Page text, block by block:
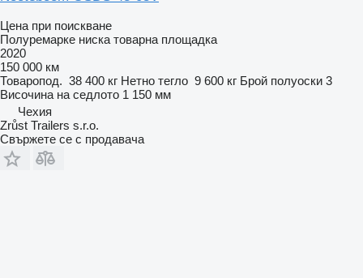
Цена при поискване
Полуремарке ниска товарна площадка
2020
150 000 км
Товаропод. 38 400 кг Нетно тегло 9 600 кг Брой полуоски 3
Височина на седлото 1 150 мм
Чехия
Zrůst Trailers s.r.o.
Свържете се с продавача